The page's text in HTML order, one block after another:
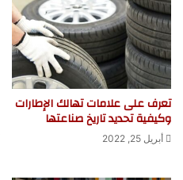
تعرف على علامات تهالك الإطارات
وكيفية تحديد تاريخ صناعتها
أبريل 25, 2022